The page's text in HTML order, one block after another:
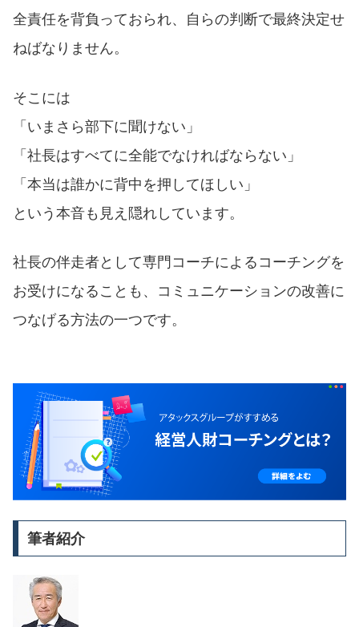
全責任を背負っておられ、自らの判断で最終決定せ
ねばなりません。
そこには
「いまさら部下に聞けない」
「社長はすべてに全能でなければならない」
「本当は誰かに背中を押してほしい」
という本音も見え隠れしています。
社長の伴走者として専門コーチによるコーチングを
お受けになることも、コミュニケーションの改善に
つなげる方法の一つです。
筆者紹介